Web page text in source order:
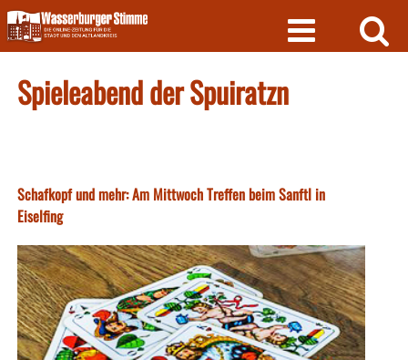
Skip
to
content
Spieleabend der Spuiratzn
Schafkopf und mehr: Am Mittwoch Treffen beim Sanftl in
Eiselfing